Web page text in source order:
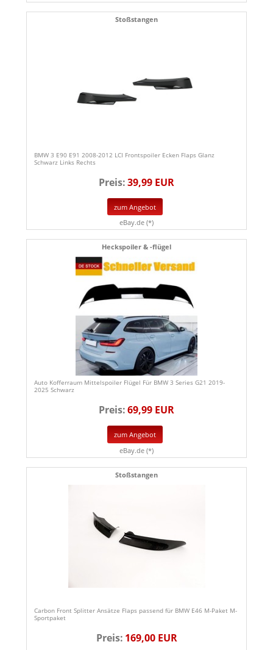
Stoßstangen
BMW 3 E90 E91 2008-2012 LCI Frontspoiler Ecken Flaps Glanz
Schwarz Links Rechts
Preis:39,99 EUR
zum Angebot
eBay.de (*)
Heckspoiler & -flügel
Auto Kofferraum Mittelspoiler Flügel Für BMW 3 Series G21 2019-
2025 Schwarz
Preis:69,99 EUR
zum Angebot
eBay.de (*)
Stoßstangen
Carbon Front Splitter Ansätze Flaps passend für BMW E46 M-Paket M-
Sportpaket
Preis: 169,00 EUR